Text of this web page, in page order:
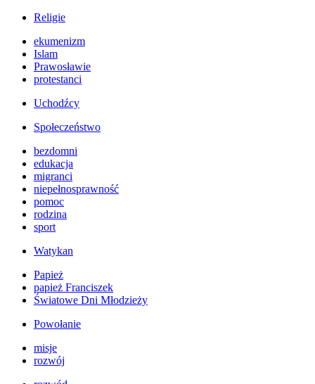
Religie
ekumenizm
Islam
Prawosławie
protestanci
Uchodźcy
Społeczeństwo
bezdomni
edukacja
migranci
niepełnosprawność
pomoc
rodzina
sport
Watykan
Papież
papież Franciszek
Światowe Dni Młodzieży
Powołanie
misje
rozwój